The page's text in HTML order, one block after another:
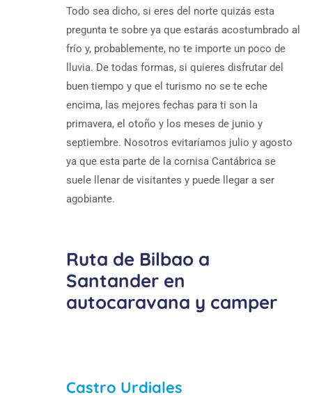
Todo sea dicho, si eres del norte quizás esta
pregunta te sobre ya que estarás acostumbrado al
frío y, probablemente, no te importe un poco de
lluvia. De todas formas, si quieres disfrutar del
buen tiempo y que el turismo no se te eche
encima, las mejores fechas para ti son la
primavera, el otoño y los meses de junio y
septiembre. Nosotros evitaríamos julio y agosto
ya que esta parte de la cornisa Cantábrica se
suele llenar de visitantes y puede llegar a ser
agobiante.
Ruta de Bilbao a
Santander en
autocaravana y camper
Castro Urdiales